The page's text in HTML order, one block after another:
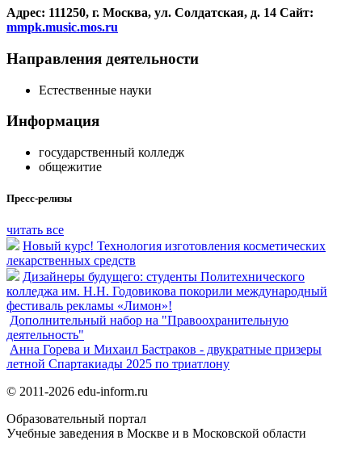
Адрес: 111250, г. Москва, ул. Солдатская, д. 14 Сайт:
mmpk.music.mos.ru
Направления деятельности
Естественные науки
Информация
государственный колледж
общежитие
Пресс-релизы
читать все
Новый курс! Технология изготовления косметических
лекарственных средств
Дизайнеры будущего: студенты Политехнического
колледжа им. Н.Н. Годовикова покорили международный
фестиваль рекламы «Лимон»!
Дополнительный набор на "Правоохранительную
деятельность"
Анна Горева и Михаил Бастраков - двукратные призеры
летной Спартакиады 2025 по триатлону
© 2011-2026 edu-inform.ru
Образовательный портал
Учебные заведения в Москве и в Московской области